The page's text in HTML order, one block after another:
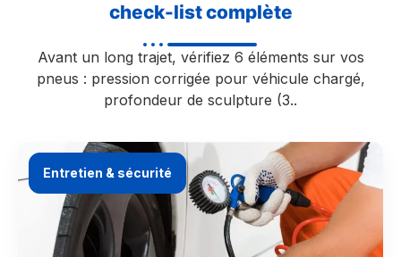
check-list complète
Avant un long trajet, vérifiez 6 éléments sur vos
pneus : pression corrigée pour véhicule chargé,
profondeur de sculpture (3..
Entretien & sécurité